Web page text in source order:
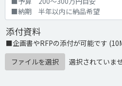
添付資料
■企画書やRFPの添付が可能です
ファイルを選択
選択されていま